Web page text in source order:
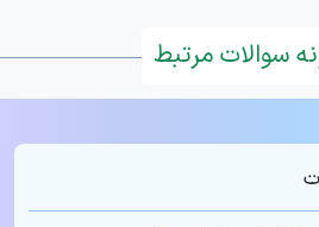
سوالات مرتبط